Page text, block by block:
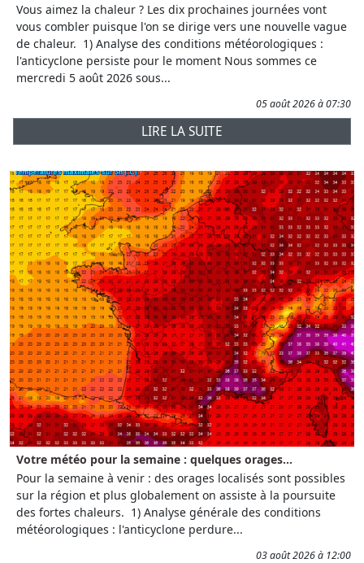
Vous aimez la chaleur ? Les dix prochaines journées vont
vous combler puisque l'on se dirige vers une nouvelle vague
de chaleur. 1) Analyse des conditions météorologiques :
l'anticyclone persiste pour le moment Nous sommes ce
mercredi 5 août 2026 sous...
05 août 2026 à 07:30
LIRE LA SUITE
Votre météo pour la semaine : quelques orages...
Pour la semaine à venir : des orages localisés sont possibles
sur la région et plus globalement on assiste à la poursuite
des fortes chaleurs. 1) Analyse générale des conditions
météorologiques : l'anticyclone perdure...
03 août 2026 à 12:00